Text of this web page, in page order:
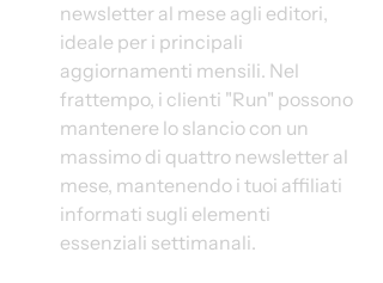
newsletter al mese agli editori,
ideale per i principali
aggiornamenti mensili. Nel
frattempo, i clienti "Run" possono
mantenere lo slancio con un
massimo di quattro newsletter al
mese, mantenendo i tuoi affiliati
informati sugli elementi
essenziali settimanali.